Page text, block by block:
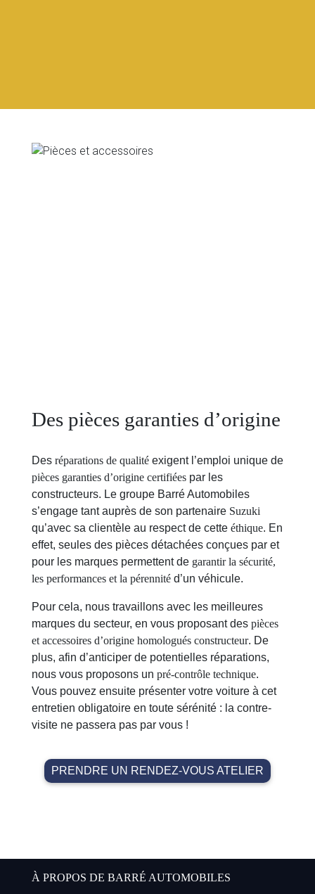
Des pièces garanties d’origine
Des réparations de qualité exigent l’emploi unique de
pièces garanties d’origine certifiées par les
constructeurs. Le groupe Barré Automobiles
s’engage tant auprès de son partenaire Suzuki
qu’avec sa clientèle au respect de cette éthique. En
effet, seules des pièces détachées conçues par et
pour les marques permettent de garantir la sécurité,
les performances et la pérennité d’un véhicule.
Pour cela, nous travaillons avec les meilleures
marques du secteur, en vous proposant des pièces
et accessoires d’origine homologués constructeur. De
plus, afin d’anticiper de potentielles réparations,
nous vous proposons un pré-contrôle technique.
Vous pouvez ensuite présenter votre voiture à cet
entretien obligatoire en toute sérénité : la contre-
visite ne passera pas par vous !
PRENDRE UN RENDEZ-VOUS ATELIER
À PROPOS DE BARRÉ AUTOMOBILES